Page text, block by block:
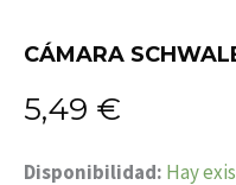
CÁMARA
5,49 €
Disponibilidad: Hay
CÁMARA